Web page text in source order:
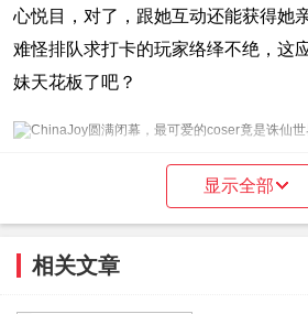
心悦目，对了，跟她互动还能获得她
难怪排队求打卡的玩家络绎不绝，这
妹天花板了吧？
表现也带来很多惊喜，作为首款升级
显示全部
相关文章